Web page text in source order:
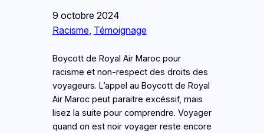
9 octobre 2024
Racisme, Témoignage
Boycott de Royal Air Maroc pour
racisme et non-respect des droits des
voyageurs. L’appel au Boycott de Royal
Air Maroc peut paraitre excéssif, mais
lisez la suite pour comprendre. Voyager
quand on est noir voyager reste encore